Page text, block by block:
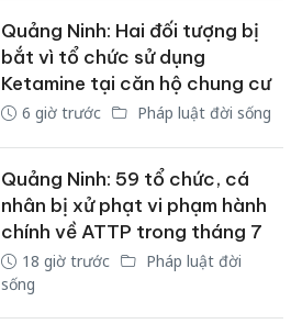
Quảng Ninh: Hai đối tượng bị
bắt vì tổ chức sử dụng
Ketamine tại căn hộ chung cư
6 giờ trước Pháp luật đời sống
Quảng Ninh: 59 tổ chức, cá
nhân bị xử phạt vi phạm hành
chính về ATTP trong tháng 7
18 giờ trước
Pháp luật đời
sống